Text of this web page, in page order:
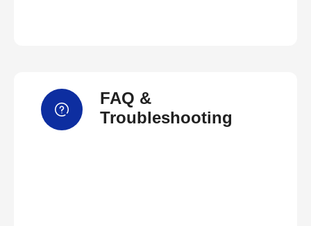
FAQ &
Troubleshooting